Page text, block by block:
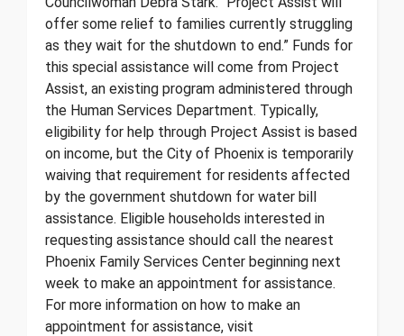
offer some relief to families currently struggling
as they wait for the shutdown to end.” Funds for
this special assistance will come from Project
Assist, an existing program administered through
the Human Services Department. Typically,
eligibility for help through Project Assist is based
on income, but the City of Phoenix is temporarily
waiving that requirement for residents affected
by the government shutdown for water bill
assistance. Eligible households interested in
requesting assistance should call the nearest
Phoenix Family Services Center beginning next
week to make an appointment for assistance.
For more information on how to make an
appointment for assistance, visit